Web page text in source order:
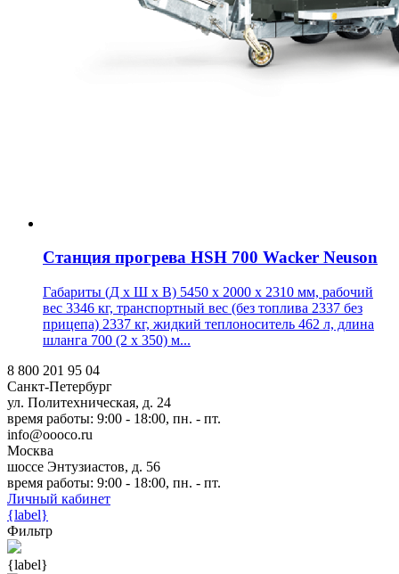
Станция прогрева HSH 700 Wacker Neuson
Габариты (Д х Ш х В) 5450 x 2000 x 2310 мм, рабочий
вес 3346 кг, транспортный вес (без топлива 2337 без
прицепа) 2337 кг, жидкий теплоноситель 462 л, длина
шланга 700 (2 x 350) м...
8 800 201 95 04
Санкт-Петербург
ул. Политехническая, д. 24
время работы: 9:00 - 18:00, пн. - пт.
info@oooco.ru
Москва
шоссе Энтузиастов, д. 56
время работы: 9:00 - 18:00, пн. - пт.
Личный кабинет
{label}
Фильтр
{label}